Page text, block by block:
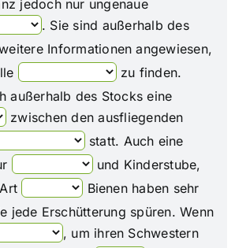
jedoch nur ungenaue
. Sie sind außerhalb des
Informationen angewiesen,
zu finden.
außerhalb des Stocks eine
zwischen den ausfliegenden
statt. Auch eine
und Kinderstube,
Bienen haben sehr
jede Erschütterung spüren. Wenn
, um ihren Schwestern